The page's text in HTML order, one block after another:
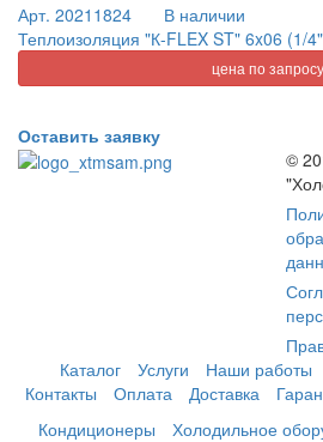
Арт. 20211824
В наличии
Теплоизоляция "К-FLEX ST" 6x06 (1/
цена по запросу
Оставить заявку
©
Каталог
Услуги Наши работы
Контакты
Оплата Доставка
Кондиционеры
Холодильное